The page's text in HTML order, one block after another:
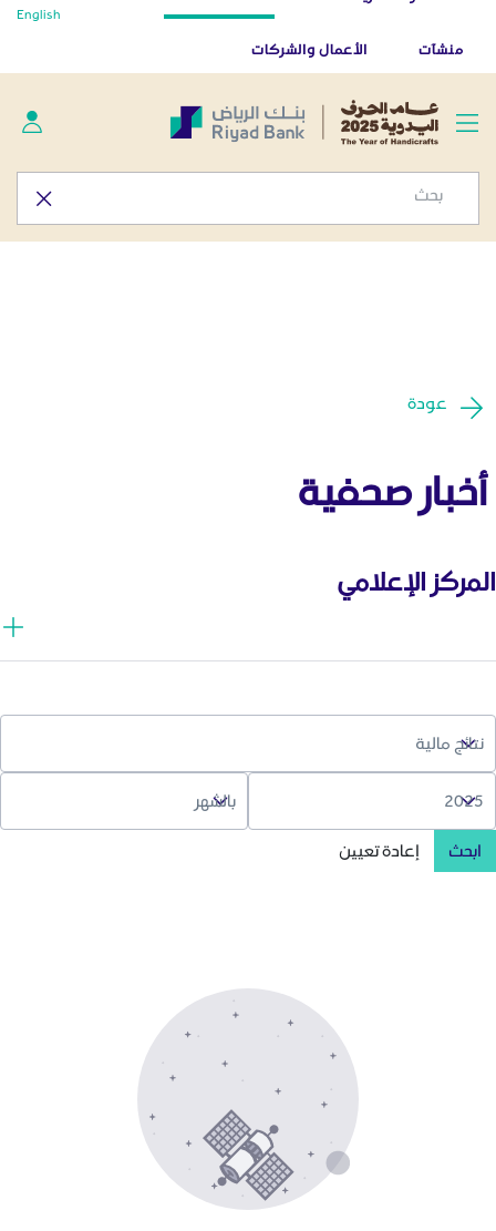
أخبار صحفية - المركز الإعلامي
تطبيق بنك الرياض
منشآت الأعمال والشركات
English
عودة
أخبار صحفية
المركز الإعلامي
ابحث إعادة تعيين